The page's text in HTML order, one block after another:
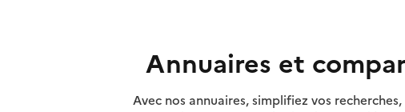
Annuaires et
Avec nos annuaires, simplifiez vos